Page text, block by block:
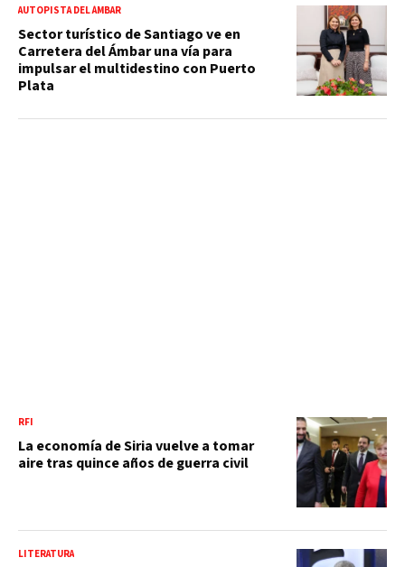
AUTOPISTA DEL ÁMBAR
Sector turístico de Santiago ve en
Carretera del Ámbar una vía para
impulsar el multidestino con Puerto
Plata
RFI
La economía de Siria vuelve a tomar
aire tras quince años de guerra civil
LITERATURA